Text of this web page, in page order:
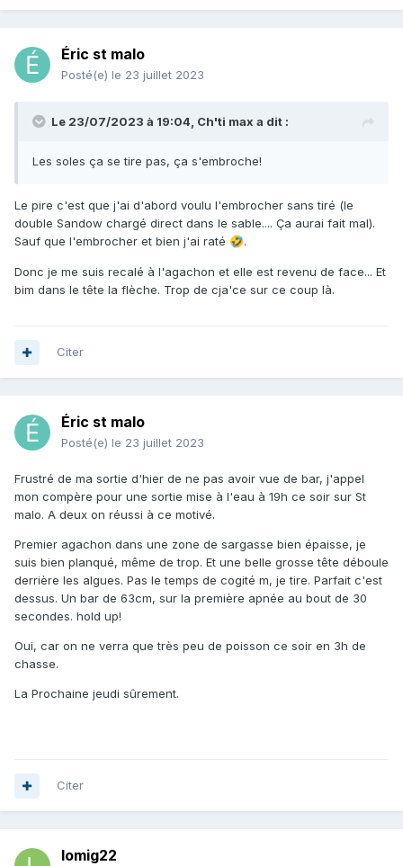
Éric st malo
Posté(e) le 23 juillet 2023
Le 23/07/2023 à 19:04, Ch'ti max a dit :
Les soles ça se tire pas, ça s'embroche!
Le pire c'est que j'ai d'abord voulu l'embrocher sans tiré (le
double Sandow chargé direct dans le sable.... Ça aurai fait mal).
Sauf que l'embrocher et bien j'ai raté 🤣.
Donc je me suis recalé à l'agachon et elle est revenu de face... Et
bim dans le tête la flèche. Trop de cja'ce sur ce coup là.
Citer
Éric st malo
Posté(e) le 23 juillet 2023
Frustré de ma sortie d'hier de ne pas avoir vue de bar, j'appel
mon compère pour une sortie mise à l'eau à 19h ce soir sur St
malo. A deux on réussi à ce motivé.
Premier agachon dans une zone de sargasse bien épaisse, je
suis bien planqué, même de trop. Et une belle grosse tête déboule
derrière les algues. Pas le temps de cogité m, je tire. Parfait c'est
dessus. Un bar de 63cm, sur la première apnée au bout de 30
secondes. hold up!
Oui, car on ne verra que très peu de poisson ce soir en 3h de
chasse.
La Prochaine jeudi sûrement.
Citer
lomig22